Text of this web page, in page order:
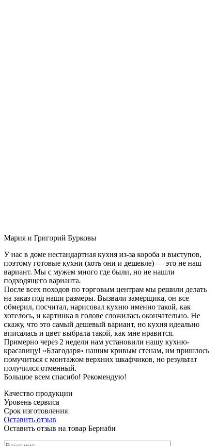
Мария и Григорий Бурковы
У нас в доме нестандартная кухня из-за короба и выступов,
поэтому готовые кухни (хоть они и дешевле) — это не наш
вариант. Мы с мужем много где были, но не нашли
подходящего варианта.
После всех походов по торговым центрам мы решили делать
на заказ под наши размеры. Вызвали замерщика, он все
обмерил, посчитал, нарисовал кухню именно такой, как
хотелось, и картинка в голове сложилась окончательно. Не
скажу, что это самый дешевый вариант, но кухня идеально
вписалась и цвет выбрала такой, как мне нравится.
Примерно через 2 недели нам установили нашу кухню-
красавицу! «Благодаря» нашим кривым стенам, им пришлось
помучиться с монтажом верхних шкафчиков, но результат
получился отменный.
Большое всем спасибо! Рекомендую!
Качество продукции
Уровень сервиса
Срок изготовления
Оставить отзыв
Оставить отзыв на товар Бернаби